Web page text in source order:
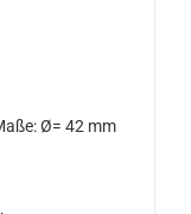
Ø= 42 mm
.